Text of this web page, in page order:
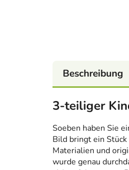
Beschreibung
3-teiliger
Soeben haben Sie
Bild bringt ein
Materialien und
wurde genau